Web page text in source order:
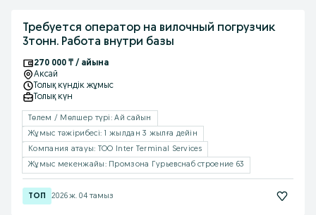
Требуется оператор на вилочный погрузчик
3тонн. Работа внутри базы
270 000 ₸ / айына
Аксай
Толық күндік жұмыс
Толық күн
Төлем / Мөлшер түрі: Ай сайын
Жұмыс тəжірибесі: 1 жылдан 3 жылға дейін
Компания атауы: ТОО Inter Terminal Services
Жұмыс мекенжайы: Промзона Гурьевснаб строение 63
2026 ж. 04 тамыз